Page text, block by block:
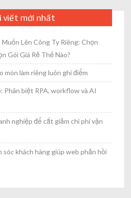
viết mới nhất
Lên Công Ty Riêng: Chọn
Gói Giá Rẻ Thế Nào?
món làm riêng luôn ghi điểm
Phân biệt RPA, workflow và AI
nghiệp để cắt giảm chi phí vận
sóc khách hàng giúp web phản hồi